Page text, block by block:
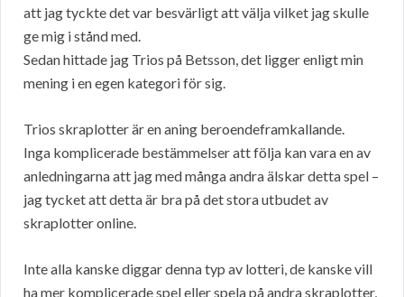
att jag tyckte det var besvärligt att välja vilket jag skulle
ge mig i stånd med.
Sedan hittade jag Trios på Betsson, det ligger enligt min
mening i en egen kategori för sig.
Trios skraplotter är en aning beroendeframkallande.
Inga komplicerade bestämmelser att följa kan vara en av
anledningarna att jag med många andra älskar detta spel –
jag tycket att detta är bra på det stora utbudet av
skraplotter online.
Inte alla kanske diggar denna typ av lotteri, de kanske vill
ha mer komplicerade spel eller spela på andra skraplotter,